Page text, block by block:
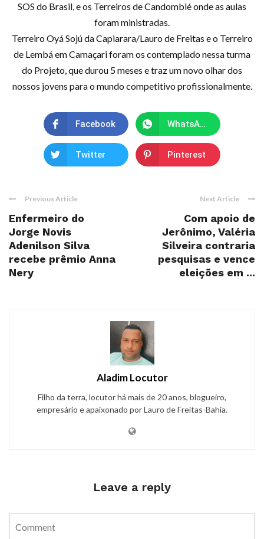
SOS do Brasil, e os Terreiros de Candomblé onde as aulas
foram ministradas.
Terreiro Oyá Sojú da Capiarara/Lauro de Freitas e o Terreiro
de Lembá em Camaçari foram os contemplado nessa turma
do Projeto, que durou 5 meses e traz um novo olhar dos
nossos jovens para o mundo competitivo profissionalmente.
Facebook WhatsApp
Twitter Pinterest
Previous Article
Enfermeiro do
Jorge Novis
Adenilson Silva
recebe prêmio Anna
Nery
Next Article
Com apoio de
Jerônimo, Valéria
Silveira contraria
pesquisas e vence
eleições em ...
Aladim Locutor
Filho da terra, locutor há mais de 20 anos, blogueiro,
empresário e apaixonado por Lauro de Freitas-Bahia.
Leave a reply